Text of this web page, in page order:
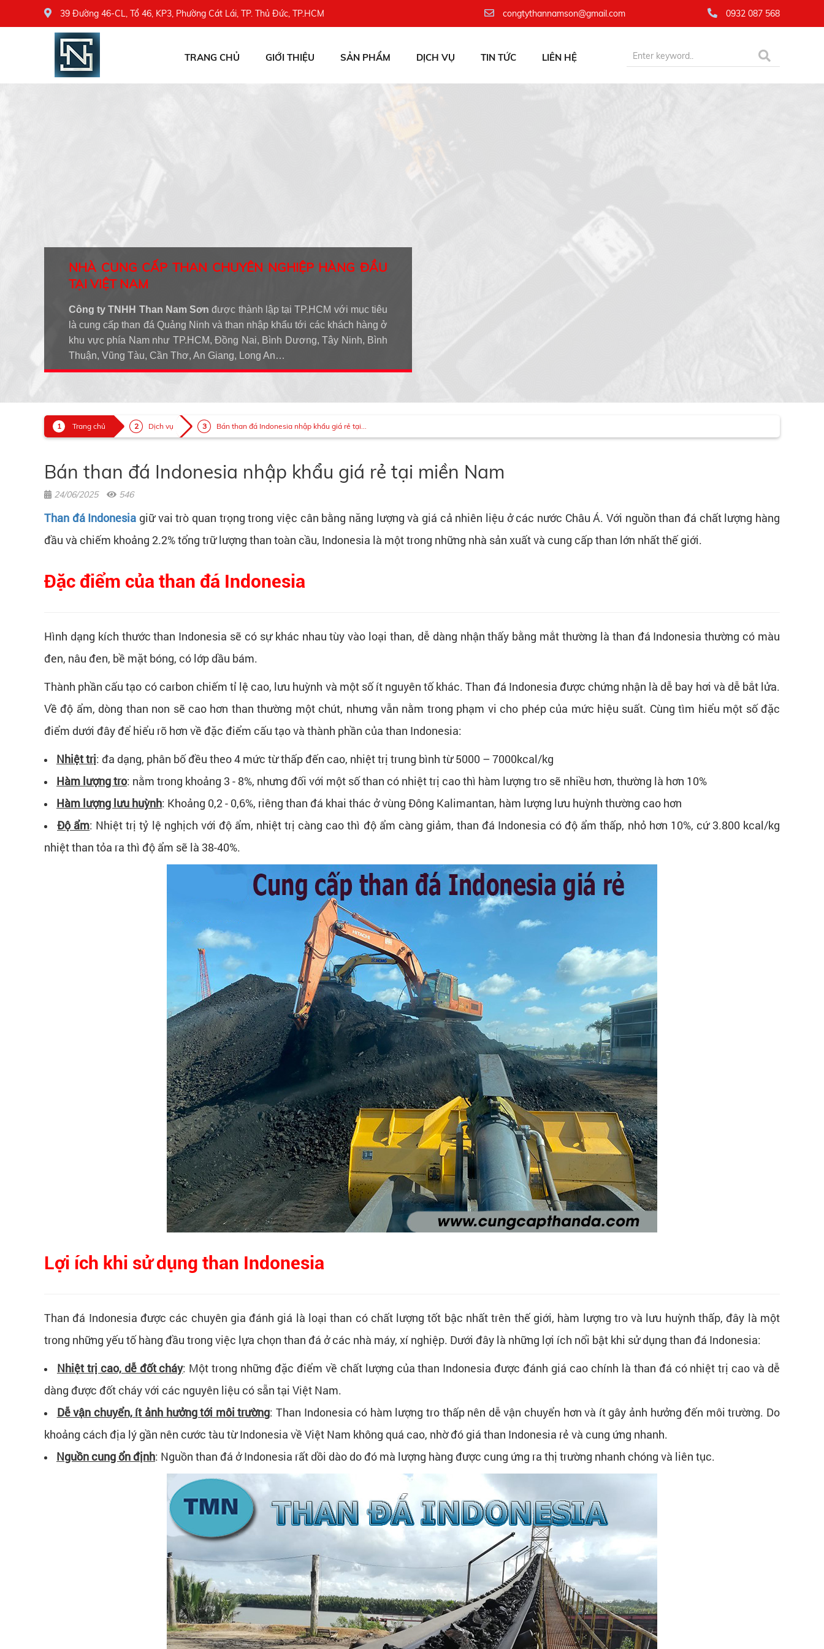
39 Đường 46-CL, Tổ 46, KP3, Phường Cát Lái, TP. Thủ Đức, TP.HCM congtythannamson@gmail.com 0932 087 568
TRANG CHỦ GIỚI THIỆU SẢN PHẨM DỊCH VỤ TIN TỨC LIÊN HỆ
NHÀ CUNG CẤP THAN CHUYÊN NGHIỆP HÀNG ĐẦU
TẠI VIỆT NAM
Công ty TNHH Than Nam Sơnđược thành lập tại TP.HCM với mục tiêu
là cung cấp than đá Quảng Ninh và than nhập khẩu tới các khách hàng ở
khu vực phía Nam như TP.HCM, Đồng Nai, Bình Dương, Tây Ninh, Bình
Thuận, Vũng Tàu, Cần Thơ, An Giang, Long An…
Trang chủ Dịch vụ Bán than đá Indonesia nhập khẩu giá rẻ tại...
Bán than đá Indonesia nhập khẩu giá rẻ tại miền Nam
24/06/2025 546
Than đá Indonesia giữ vai trò quan trọng trong việc cân bằng năng lượng và giá cả nhiên liệu ở các nước Châu Á. Với nguồn than đá chất lượng hàng
đầu và chiếm khoảng 2.2% tổng trữ lượng than toàn cầu, Indonesia là một trong những nhà sản xuất và cung cấp than lớn nhất thế giới.
Đặc điểm của than đá Indonesia
Hình dạng kích thước than Indonesia sẽ có sự khác nhau tùy vào loại than, dễ dàng nhận thấy bằng mắt thường là than đá Indonesia thường có màu
đen, nâu đen, bề mặt bóng, có lớp dầu bám.
Thành phần cấu tạo có carbon chiếm tỉ lệ cao, lưu huỳnh và một số ít nguyên tố khác. Than đá Indonesia được chứng nhận là dễ bay hơi và dễ bắt lửa.
Về độ ẩm, dòng than non sẽ cao hơn than thường một chút, nhưng vẫn nằm trong phạm vi cho phép của mức hiệu suất. Cùng tìm hiểu một số đặc
điểm dưới đây để hiểu rõ hơn về đặc điểm cấu tạo và thành phần của than Indonesia:
Nhiệt trị: đa dạng, phân bố đều theo 4 mức từ thấp đến cao, nhiệt trị trung bình từ 5000 – 7000kcal/kg
Hàm lượng tro: nằm trong khoảng 3 - 8%, nhưng đối với một số than có nhiệt trị cao thì hàm lượng tro sẽ nhiều hơn, thường là hơn 10%
Hàm lượng lưu huỳnh: Khoảng 0,2 - 0,6%, riêng than đá khai thác ở vùng Đông Kalimantan, hàm lượng lưu huỳnh thường cao hơn
Độ ẩm: Nhiệt trị tỷ lệ nghịch với độ ẩm, nhiệt trị càng cao thì độ ẩm càng giảm, than đá Indonesia có độ ẩm thấp, nhỏ hơn 10%, cứ 3.800 kcal/kg
nhiệt than tỏa ra thì độ ẩm sẽ là 38-40%.
Lợi ích khi sử dụng than Indonesia
Than đá Indonesia được các chuyên gia đánh giá là loại than có chất lượng tốt bậc nhất trên thế giới, hàm lượng tro và lưu huỳnh thấp, đây là một
trong những yếu tố hàng đầu trong việc lựa chọn than đá ở các nhà máy, xí nghiệp. Dưới đây là những lợi ích nổi bật khi sử dụng than đá Indonesia:
Nhiệt trị cao, dễ đốt cháy: Một trong những đặc điểm về chất lượng của than Indonesia được đánh giá cao chính là than đá có nhiệt trị cao và dễ
dàng được đốt cháy với các nguyên liệu có sẵn tại Việt Nam.
Dễ vận chuyển, ít ảnh hưởng tới môi trường: Than Indonesia có hàm lượng tro thấp nên dễ vận chuyển hơn và ít gây ảnh hưởng đến môi trường. Do
khoảng cách địa lý gần nên cước tàu từ Indonesia về Việt Nam không quá cao, nhờ đó giá than Indonesia rẻ và cung ứng nhanh.
Nguồn cung ổn định: Nguồn than đá ở Indonesia rất dồi dào do đó mà lượng hàng được cung ứng ra thị trường nhanh chóng và liên tục.